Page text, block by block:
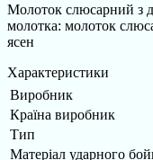
Молоток слюсарний з
молотка: молоток
ясен
Характеристики
Виробник
Країна виробник
Тип
Матеріал ударного